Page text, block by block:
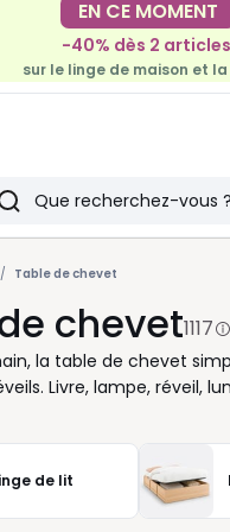
EN CE MOMENT
-30€ tous les
sur le meuble & la
-40% dès 2
sur le linge de maison et la
Rechercher
Table de chevet
chevet1117
la table de chevet
Livre, lampe, réveil,
près du lit, bien rangé
une niche, elle aide
sans encombrer
vous proposons des
et à votre style. Bois
de lit